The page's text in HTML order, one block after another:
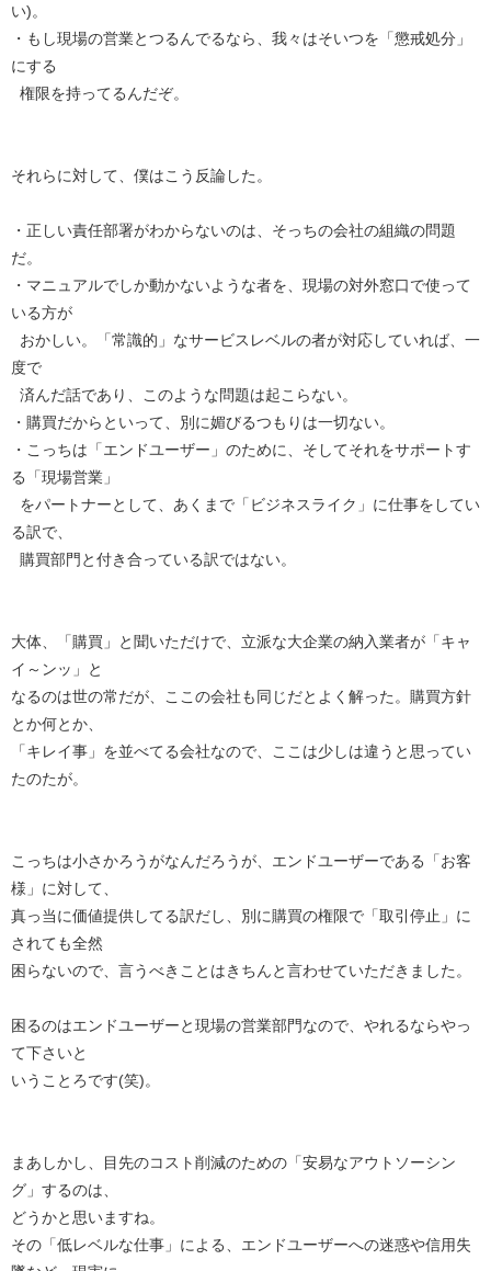
い)。
・もし現場の営業とつるんでるなら、我々はそいつを「懲戒処分」
にする
権限を持ってるんだぞ。
それらに対して、僕はこう反論した。
・正しい責任部署がわからないのは、そっちの会社の組織の問題
だ。
・マニュアルでしか動かないような者を、現場の対外窓口で使って
いる方が
おかしい。「常識的」なサービスレベルの者が対応していれば、一
度で
済んだ話であり、このような問題は起こらない。
・購買だからといって、別に媚びるつもりは一切ない。
・こっちは「エンドユーザー」のために、そしてそれをサポートす
る「現場営業」
をパートナーとして、あくまで「ビジネスライク」に仕事をしてい
る訳で、
購買部門と付き合っている訳ではない。
大体、「購買」と聞いただけで、立派な大企業の納入業者が「キャ
イ～ンッ」と
なるのは世の常だが、ここの会社も同じだとよく解った。購買方針
とか何とか、
「キレイ事」を並べてる会社なので、ここは少しは違うと思ってい
たのたが。
こっちは小さかろうがなんだろうが、エンドユーザーである「お客
様」に対して、
真っ当に価値提供してる訳だし、別に購買の権限で「取引停止」に
されても全然
困らないので、言うべきことはきちんと言わせていただきました。
困るのはエンドユーザーと現場の営業部門なので、やれるならやっ
て下さいと
いうことろです(笑)。
まあしかし、目先のコスト削減のための「安易なアウトソーシン
グ」するのは、
どうかと思いますね。
その「低レベルな仕事」による、エンドユーザーへの迷惑や信用失